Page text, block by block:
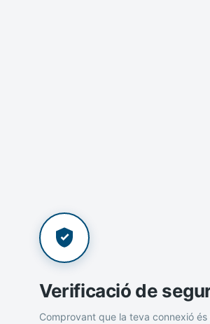
Verificació de
Comprovant que la teva connexió és